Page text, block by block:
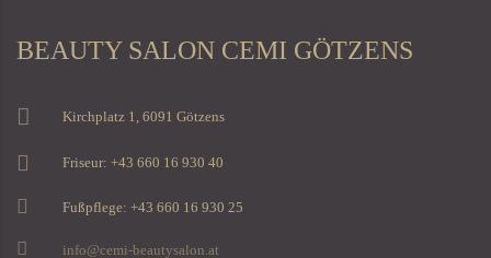
BEAUTY SALON CEMI GÖTZENS
Kirchplatz 1, 6091 Götzens
Friseur: +43 660 16 930 40
Fußpflege: +43 660 16 930 25
info@cemi-beautysalon.at